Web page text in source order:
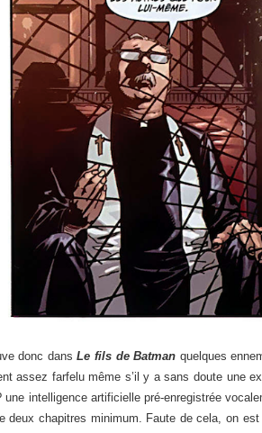
donc dansLe fils de Batman quelques
assez farfelu même s’il y a sans doute une
une intelligence artificielle pré-enregistrée
deux chapitres minimum. Faute de cela, on